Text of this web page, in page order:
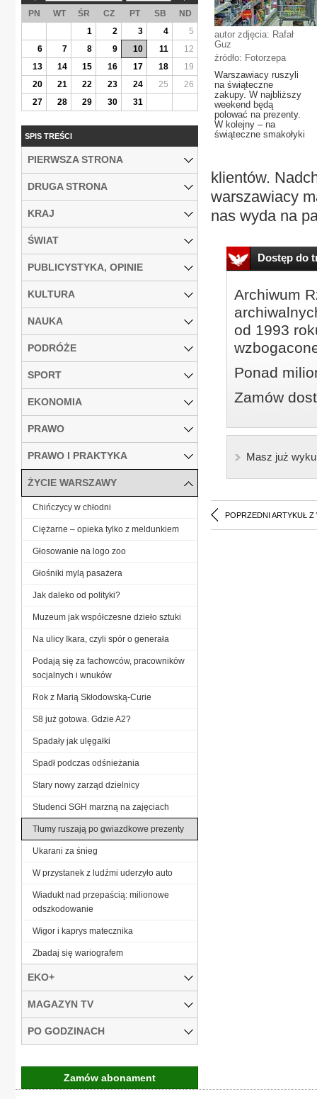
autor zdjęcia: Rafał
Guz
źródło: Fotorzepa
Warszawiacy ruszyli
na świąteczne
zakupy. W najbliższy
weekend będą
polować na prezenty.
W kolejny – na
świąteczne smakołyki
klientów.
warszawiacy
nas wyda na
Dostęp do
Archiwum
od 1993
Ponad
Zamów
Masz już
POPRZEDNI ARTYKUŁ Z
PN WT ŚR CZ PT SB
ND
1
2 3 4
5
6
7 8 9 10 11
12
13
14 15 16 17 18
19
20
21 22 23 24 25
26
27
28 29 30 31
SPIS TREŚCI
PIERWSZA STRONA
DRUGA STRONA
KRAJ
ŚWIAT
PUBLICYSTYKA, OPINIE
KULTURA
NAUKA
PODRÓŻE
SPORT
EKONOMIA
PRAWO
PRAWO I PRAKTYKA
ŻYCIE WARSZAWY
Chińczycy w chłodni
Ciężarne – opieka tylko z meldunkiem
Głosowanie na logo zoo
Głośniki mylą pasażera
Jak daleko od polityki?
Muzeum jak współczesne dzieło sztuki
Na ulicy Ikara, czyli spór o generała
Podają się za fachowców, pracowników
socjalnych i wnuków
Rok z Marią Skłodowską-Curie
S8 już gotowa. Gdzie A2?
Spadały jak ulęgałki
Spadł podczas odśnieżania
Stary nowy zarząd dzielnicy
Studenci SGH marzną na zajęciach
Tłumy ruszają po gwiazdkowe prezenty
Ukarani za śnieg
W przystanek z ludźmi uderzyło auto
Wiadukt nad przepaścią: milionowe
odszkodowanie
Wigor i kaprys matecznika
Zbadaj się wariografem
EKO+
MAGAZYN TV
PO GODZINACH
Zamów abonament